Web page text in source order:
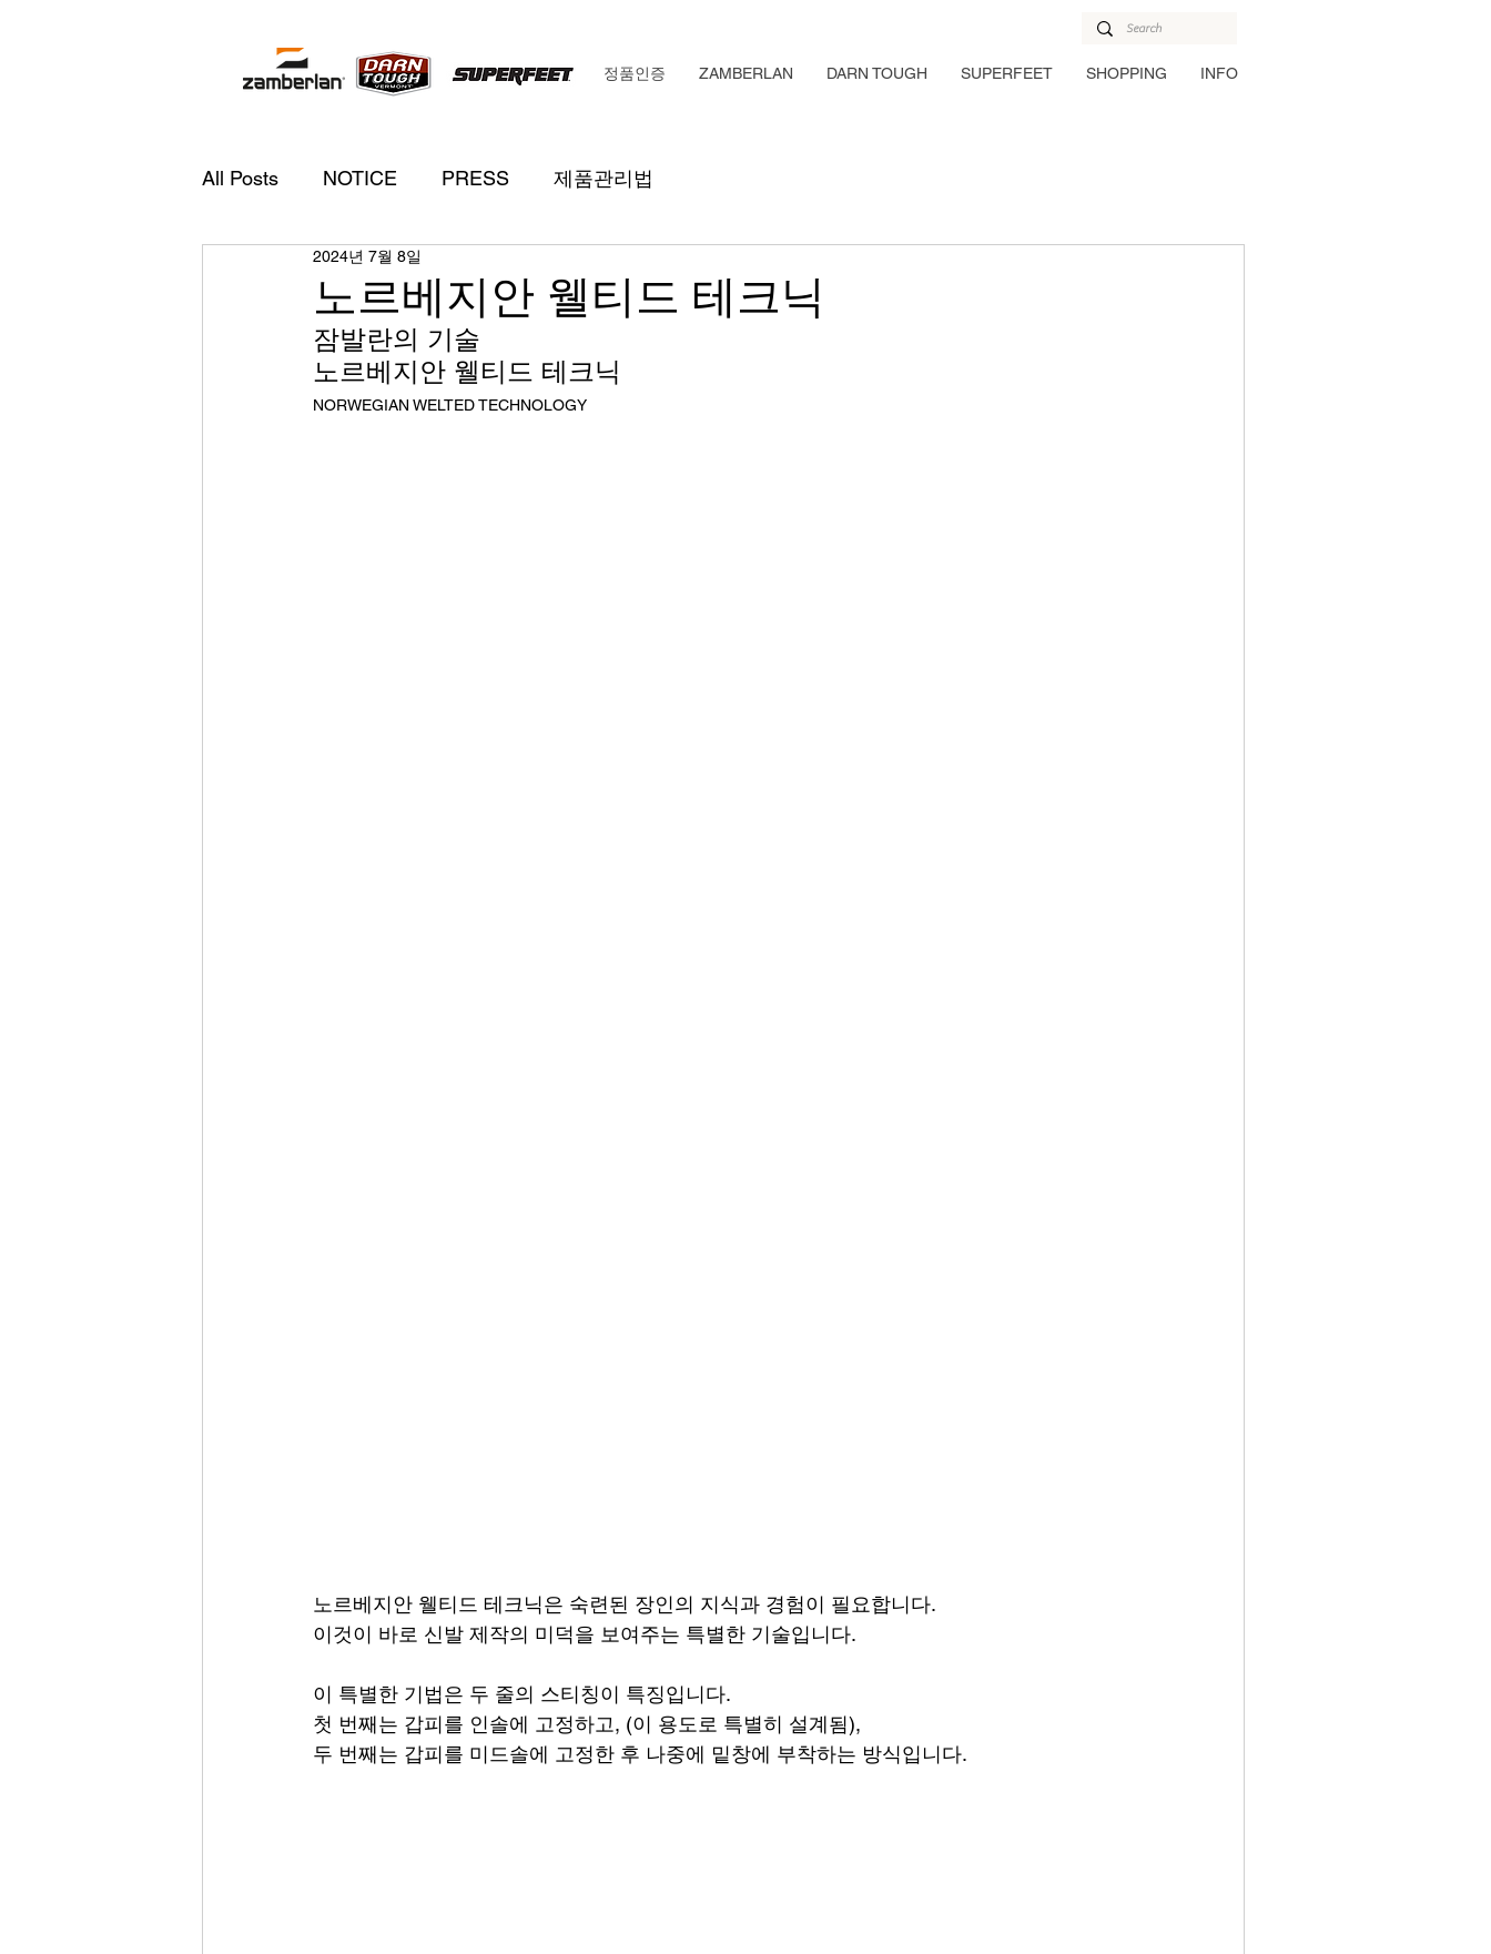
정품인증 ZAMBERLAN DARN TOUGH SUPERFEET SHOPPING INFO
All Posts NOTICE PRESS 제품관리법
노르베지안 웰티드 테크닉
2024년 7월 8일
잠발란의 기술
노르베지안 웰티드 테크닉
NORWEGIAN WELTED TECHNOLOGY
노르베지안 웰티드 테크닉은 숙련된 장인의 지식과 경험이 필요합니다.
이것이 바로 신발 제작의 미덕을 보여주는 특별한 기술입니다.
이 특별한 기법은 두 줄의 스티칭이 특징입니다.
첫 번째는 갑피를 인솔에 고정하고, (이 용도로 특별히 설계됨),
두 번째는 갑피를 미드솔에 고정한 후 나중에 밑창에 부착하는 방식입니다.